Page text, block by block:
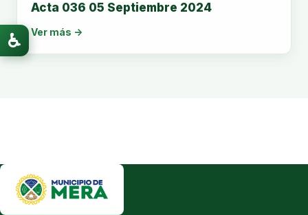
Acta 036 05 Septiembre 2024
Ver más →
♿